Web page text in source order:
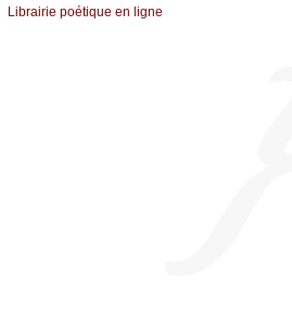
Librairiе pоétique en lignе